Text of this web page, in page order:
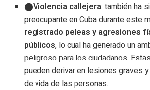
Violencia callejera: también ha
preocupante en Cuba durante este
registrado peleas y agresiones
públicos, lo cual ha generado un
peligroso para los ciudadanos.
pueden derivar en lesiones graves
de vida de las personas.